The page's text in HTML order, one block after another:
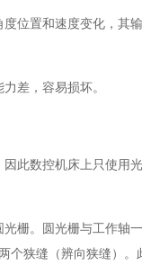
位置和速度变化，其
差，容易损坏。
此数控机床上只使用
栅。圆光栅与工作轴
个狭缝（辨向狭缝）。